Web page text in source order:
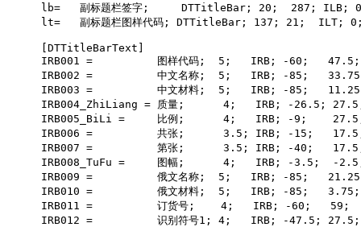
lb=   副标题栏签字 ;     DTTitleBar; 20;  287; ILB;
lt=   副标题栏图样代码 ; DTTitleBar; 137; 21;  ILT;
[DTTitleBarText]
IRB001
=          图样代码 ;  5;   IRB; -60;   47.5;
IRB002 =          中文名称 ;  5;   IRB; -85;
IRB003 =          中文材料 ;  5;   IRB; -85;
IRB004_ZhiLiang = 质量 ;      4;   IRB; -26.5; 27.5;
IRB005_BiLi
=     比例 ;      4;   IRB; -9;    27.5;
IRB006 =          共张 ;      3.5; IRB; -15;   17.5;
IRB007 =          第张 ;      3.5; IRB; -40;   17.5;
IRB008_TuFu =     图幅 ;      4;   IRB; -3.5;  -2.5;
IRB009 =          俄文名称 ;  5;   IRB; -85;
IRB010 =          俄文材料 ;  5;   IRB; -85;   3.75;
IRB011
=          订货号 ;    4;   IRB; -60;   59;
IRB012 =          识别符号1 ; 4;   IRB; -47.5; 27.5;